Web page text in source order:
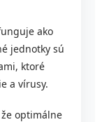
ako
jednotky sú
ktoré
a vírusy.
optimálne